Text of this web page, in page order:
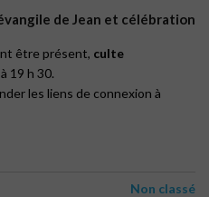
de Jean et célébration
être présent, culte
à 19 h 30.
les liens de connexion à
Non classé